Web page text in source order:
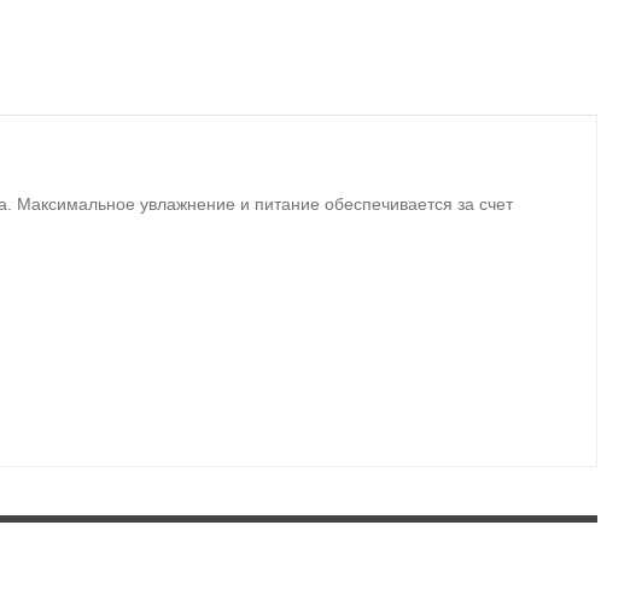
Максимальное увлажнение и питание обеспечивается за счет